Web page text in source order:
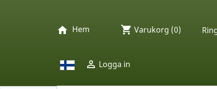
home Hem
 Logga in
shopping_cart Varukorg (0)